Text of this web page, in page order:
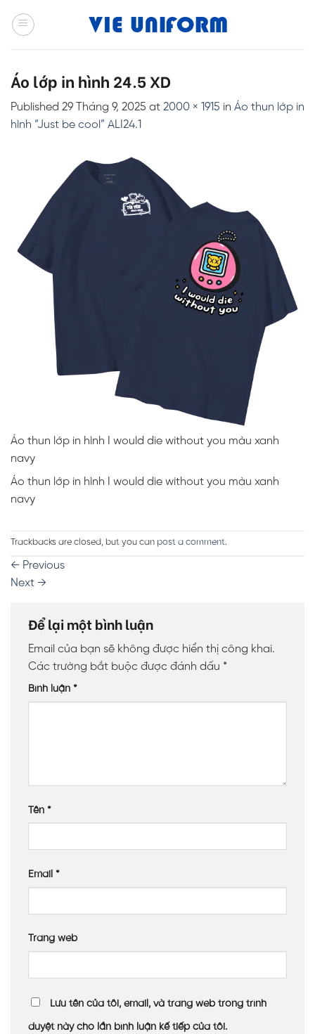
Áo lớp in hình 24.5 XD
Published 29 Tháng 9, 2025 at 2000 × 1915 in Áo thun lớp in
hình “Just be cool” ALI24.1
Áo thun lớp in hình I would die without you màu xanh
navy
Áo thun lớp in hình I would die without you màu xanh
navy
Trackbacks are closed, but you can post a comment.
← Previous
Next →
Để lại một bình luận
Email của bạn sẽ không được hiển thị công khai.
Các trường bắt buộc được đánh dấu *
Bình luận *
Tên *
Email *
Trang web
Lưu tên của tôi, email, và trang web trong trình
duyệt này cho lần bình luận kế tiếp của tôi.